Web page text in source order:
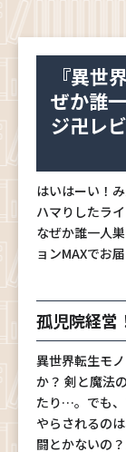
『異世
ぜか誰
ジ卍レ
はいはーい！
ハマりしたラ
なぜか誰一人
ョンMAXでお
孤児院経営
異世界転生モ
か？ 剣と魔法
たり…。でも
やらされるの
闘とかないの